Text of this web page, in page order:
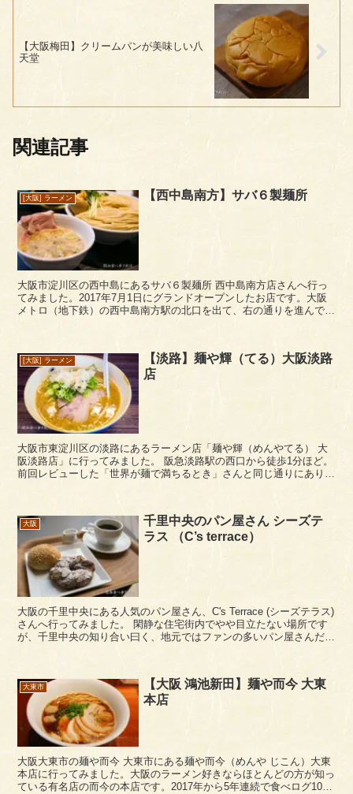
【大阪梅田】クリームパンが美味しい八
天堂
関連記事
[大阪] ラーメン 【西中島南方】サバ６製麺所
大阪市淀川区の西中島にあるサバ６製麺所 西中島南方店さんへ行っ
てみました。2017年7月1日にグランドオープンしたお店です。大阪
メトロ（地下鉄）の西中島南方駅の北口を出て、右の通りを進んです
[大阪] ラーメン
【淡路】麺や輝（てる）大阪淡路
店
大阪市東淀川区の淡路にあるラーメン店「麺や輝（めんやてる） 大
阪淡路店」に行ってみました。 阪急淡路駅の西口から徒歩1分ほど。
前回レビューした「世界が麺で満ちるとき」さんと同じ通りにありま
大阪
千里中央のパン屋さん シーズテ
ラス （C’s terrace）
大阪の千里中央にある人気のパン屋さん、C's Terrace (シーズテラス)
さんへ行ってみました。 閑静な住宅街内でやや目立たない場所です
が、千里中央の知り合い曰く、地元ではファンの多いパン屋さんだそ
大東市
【大阪 鴻池新田】麺や而今 大東
本店
大阪大東市の麺や而今 大東市にある麺や而今（めんや じこん）大東
本店に行ってみました。大阪のラーメン好きならほとんどの方が知っ
ている有名店の而今の本店です。2017年から5年連続で食べログ100